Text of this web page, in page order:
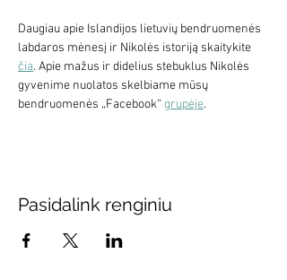
Daugiau apie Islandijos lietuvių bendruomenės
labdaros mėnesį ir Nikolės istoriją skaitykite
čia. Apie mažus ir didelius stebuklus Nikolės
gyvenime nuolatos skelbiame mūsų
bendruomenės „Facebook“ grupėje.
Pasidalink renginiu